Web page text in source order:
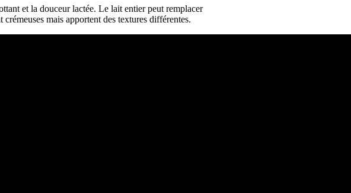
et la douceur lactée. Le lait entier peut remplacer
mais apportent des textures différentes.